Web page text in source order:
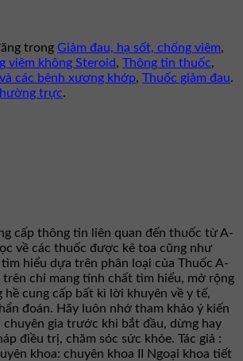
trong Giảm đau, hạ sốt, chống viêm,
viêm không Steroid, Thông tin thuốc,
các bệnh xương khớp, Thuốc giảm đau.
trực.
cấp thông tin liên quan đến thuốc từ A-
về các thuốc được kê toa cũng như
hiểu dựa trên phân loại của Thuốc A-
chỉ mang tính chất tìm hiểu, mở rộng
hề cung cấp bất kì lời khuyên về y tế,
đoán. Hãy luôn nhớ tham khảo ý kiến
chuyên gia trước khi bắt đầu, dừng hay
điều trị, chăm sóc sức khỏe. Tác giả :
khoa: chuyên khoa II Ngoại khoa tiết